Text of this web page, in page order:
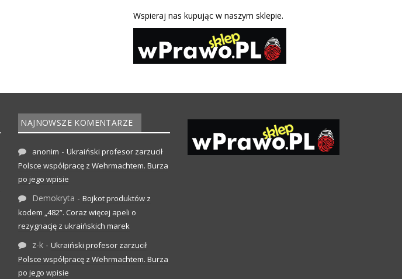
Wspieraj nas kupując w naszym sklepie.
NAJNOWSZE KOMENTARZE
anonim - Ukraiński profesor zarzucił
Polsce współpracę z Wehrmachtem. Burza
po jego wpisie
Demokryta - Bojkot produktów z
kodem „482”. Coraz więcej apeli o
rezygnację z ukraińskich marek
z-k - Ukraiński profesor zarzucił
Polsce współpracę z Wehrmachtem. Burza
po jego wpisie